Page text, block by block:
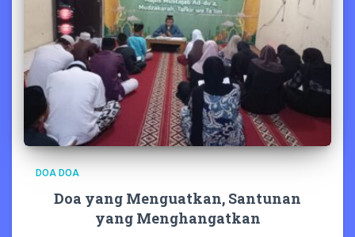
DOA DOA
Doa yang Menguatkan, Santunan
yang Menghangatkan